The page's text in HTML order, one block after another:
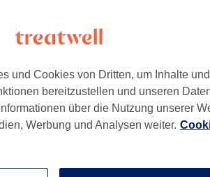
89 €
und Cookies von Dritten, um Inhalte
bereitzustellen und unseren
über die Nutzung unserer
Werbung und Analysen weiter.